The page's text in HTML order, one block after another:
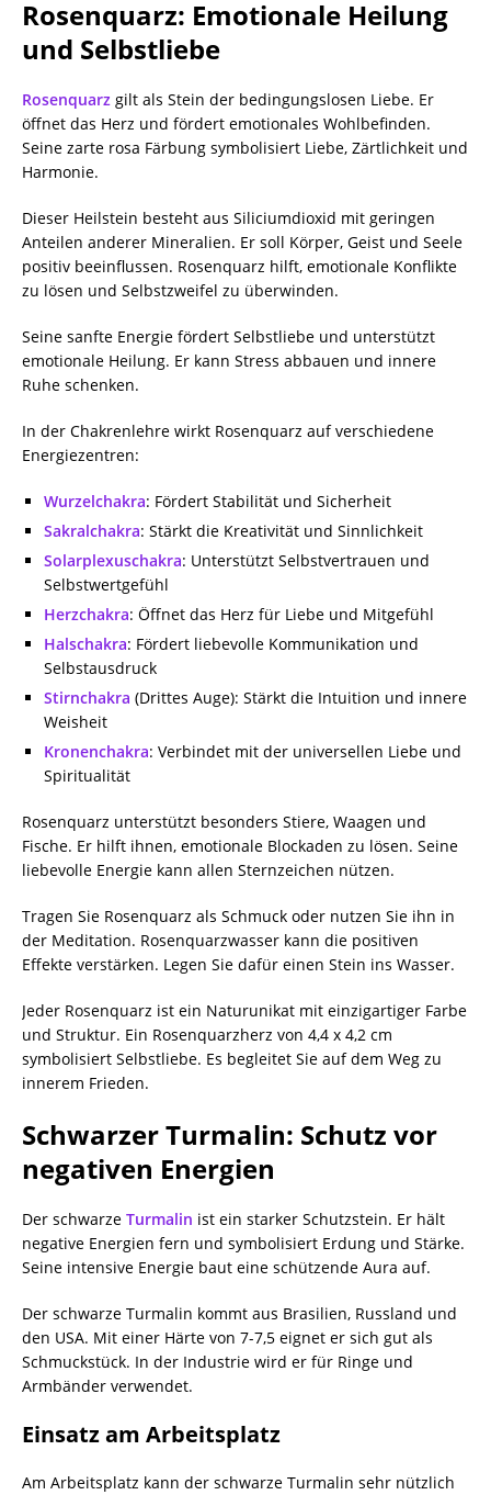
Rosenquarz: Emotionale Heilung
und Selbstliebe
Rosenquarz gilt als Stein der bedingungslosen Liebe. Er
öffnet das Herz und fördert emotionales Wohlbefinden.
Seine zarte rosa Färbung symbolisiert Liebe, Zärtlichkeit und
Harmonie.
Dieser Heilstein besteht aus Siliciumdioxid mit geringen
Anteilen anderer Mineralien. Er soll Körper, Geist und Seele
positiv beeinflussen. Rosenquarz hilft, emotionale Konflikte
zu lösen und Selbstzweifel zu überwinden.
Seine sanfte Energie fördert Selbstliebe und unterstützt
emotionale Heilung. Er kann Stress abbauen und innere
Ruhe schenken.
In der Chakrenlehre wirkt Rosenquarz auf verschiedene
Energiezentren:
Wurzelchakra: Fördert Stabilität und Sicherheit
Sakralchakra: Stärkt die Kreativität und Sinnlichkeit
Solarplexuschakra: Unterstützt Selbstvertrauen und
Selbstwertgefühl
Herzchakra: Öffnet das Herz für Liebe und Mitgefühl
Halschakra: Fördert liebevolle Kommunikation und
Selbstausdruck
Stirnchakra (Drittes Auge): Stärkt die Intuition und innere
Weisheit
Kronenchakra: Verbindet mit der universellen Liebe und
Spiritualität
Rosenquarz unterstützt besonders Stiere, Waagen und
Fische. Er hilft ihnen, emotionale Blockaden zu lösen. Seine
liebevolle Energie kann allen Sternzeichen nützen.
Tragen Sie Rosenquarz als Schmuck oder nutzen Sie ihn in
der Meditation. Rosenquarzwasser kann die positiven
Effekte verstärken. Legen Sie dafür einen Stein ins Wasser.
Jeder Rosenquarz ist ein Naturunikat mit einzigartiger Farbe
und Struktur. Ein Rosenquarzherz von 4,4 x 4,2 cm
symbolisiert Selbstliebe. Es begleitet Sie auf dem Weg zu
innerem Frieden.
Schwarzer Turmalin: Schutz vor
negativen Energien
Der schwarze Turmalin ist ein starker Schutzstein. Er hält
negative Energien fern und symbolisiert Erdung und Stärke.
Seine intensive Energie baut eine schützende Aura auf.
Der schwarze Turmalin kommt aus Brasilien, Russland und
den USA. Mit einer Härte von 7-7,5 eignet er sich gut als
Schmuckstück. In der Industrie wird er für Ringe und
Armbänder verwendet.
Einsatz am Arbeitsplatz
Am Arbeitsplatz kann der schwarze Turmalin sehr nützlich